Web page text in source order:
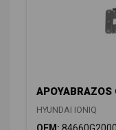
HYUNDAI IONIQ